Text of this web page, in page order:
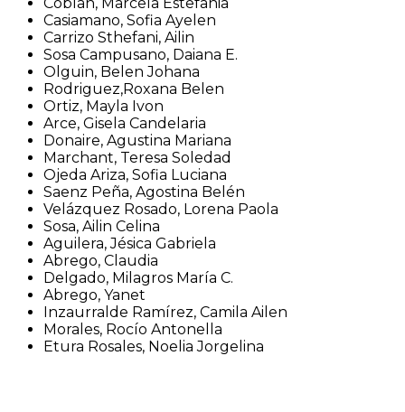
Casiamano, Sofia Ayelen
Carrizo Sthefani, Ailin
Sosa Campusano, Daiana E.
Olguin, Belen Johana
Rodriguez,Roxana Belen
Ortiz, Mayla Ivon
Arce, Gisela Candelaria
Donaire, Agustina Mariana
Marchant, Teresa Soledad
Ojeda Ariza, Sofia Luciana
Saenz Peña, Agostina Belén
Velázquez Rosado, Lorena Paola
Sosa, Ailin Celina
Aguilera, Jésica Gabriela
Abrego, Claudia
Delgado, Milagros María C.
Abrego, Yanet
Inzaurralde Ramírez, Camila Ailen
Morales, Rocío Antonella
Etura Rosales, Noelia Jorgelina